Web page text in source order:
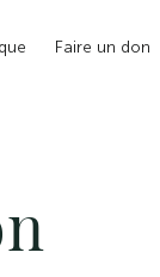
Faire un don